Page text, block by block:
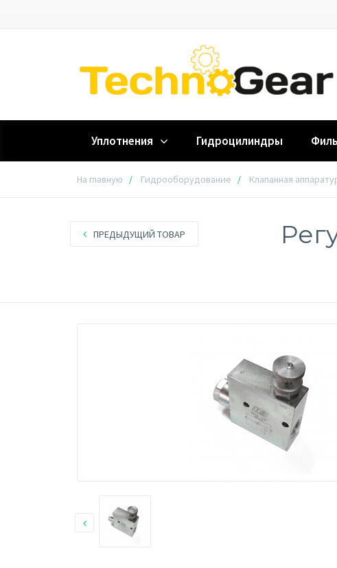
Уплотнения Гидроцилиндры
На главную Гидрооборудование Клапанная
ПРЕДЫДУЩИЙ ТОВАР